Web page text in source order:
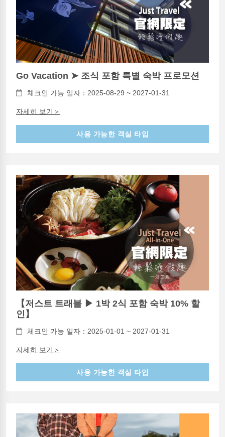
Go Vacation ➤ 조식 포함 특별 숙박 프로모션
체크인 가능 일자：2025-08-29 ~ 2027-01-31
자세히 보기＞
사용 가능한 객실 타입
【저스트 트래블 ▶ 1박 2식 포함 숙박 10% 할
인】
체크인 가능 일자：2025-01-01 ~ 2027-01-31
자세히 보기＞
사용 가능한 객실 타입